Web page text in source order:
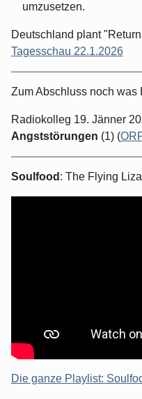
umzusetzen.
Deutschland plant
Tagesschau 22.1.2026
Zum Abschluss noch was
Radiokolleg 19. Jänner
Angststörungen (1) (
Soulfood : The Flying
Die ganze Playlist: